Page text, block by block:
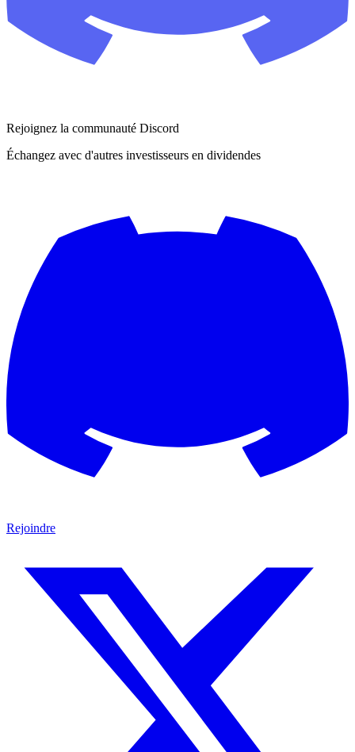
Rejoignez la communauté Discord
Échangez avec d'autres investisseurs en dividendes
Rejoindre